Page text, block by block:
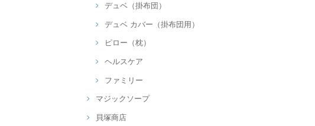
デュベ（掛布団）
デュベ カバー（掛布団用）
ピロー（枕）
ヘルスケア
ファミリー
マジックソープ
貝塚商店